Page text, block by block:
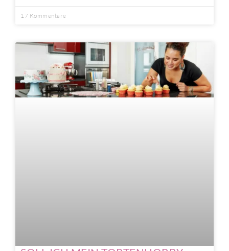
17 Kommentare